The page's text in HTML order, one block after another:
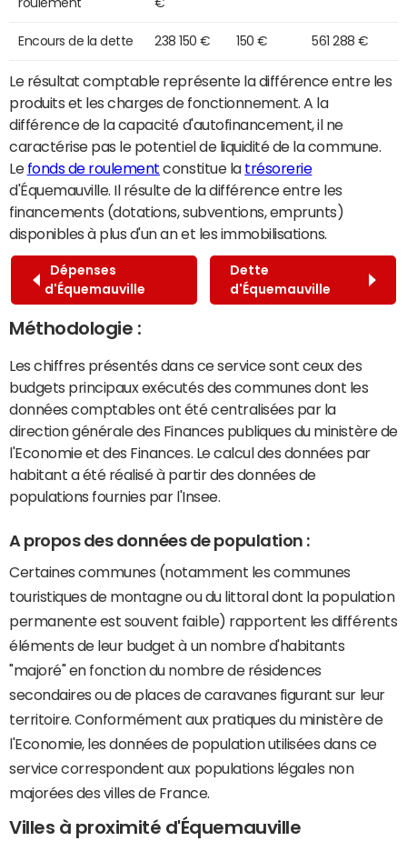
Encours de la dette 238 150 € 150 € 561 288 €
Le résultat comptable représente la différence entre les
produits et les charges de fonctionnement. A la
différence de la capacité d'autofinancement, il ne
caractérise pas le potentiel de liquidité de la commune.
Le fonds de roulement constitue la trésorerie
d'Équemauville. Il résulte de la différence entre les
financements (dotations, subventions, emprunts)
disponibles à plus d'un an et les immobilisations.
Dépenses
d'Équemauville
Dette
d'Équemauville
Méthodologie :
Les chiffres présentés dans ce service sont ceux des
budgets principaux exécutés des communes dont les
données comptables ont été centralisées par la
direction générale des Finances publiques du ministère de
l'Economie et des Finances. Le calcul des données par
habitant a été réalisé à partir des données de
populations fournies par l'Insee.
A propos des données de population :
Certaines communes (notamment les communes
touristiques de montagne ou du littoral dont la population
permanente est souvent faible) rapportent les différents
éléments de leur budget à un nombre d'habitants
"majoré" en fonction du nombre de résidences
secondaires ou de places de caravanes figurant sur leur
territoire. Conformément aux pratiques du ministère de
l'Economie, les données de population utilisées dans ce
service correspondent aux populations légales non
majorées des villes de France.
Villes à proximité d'Équemauville